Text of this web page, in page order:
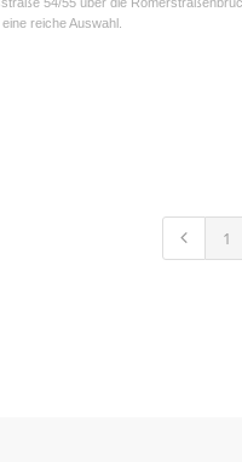
reiche Auswahl.
1